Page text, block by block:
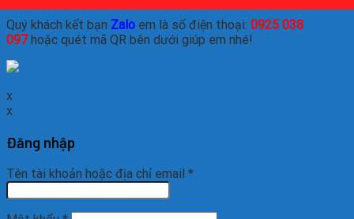
Quý khách kết bạn Zalo em là số điện thoại: 0925 038
097hoặc quét mã QR bên dưới giúp em nhé!
x
x
Đăng nhập
Tên tài khoản hoặc địa chỉ email *